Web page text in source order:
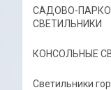
САДОВО-
СВЕТИЛЬНИКИ
КОНСОЛЬНЫЕ
Светильники